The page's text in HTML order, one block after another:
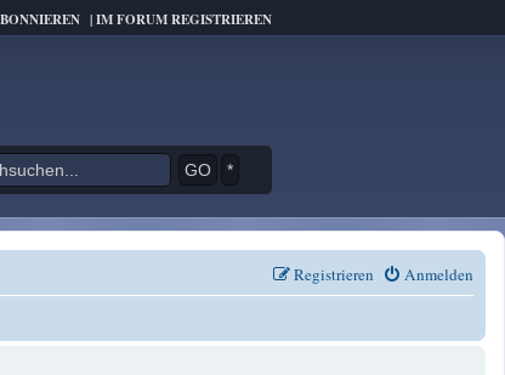
|IM FORUM REGISTRIEREN
*
Anmelden
Registrieren